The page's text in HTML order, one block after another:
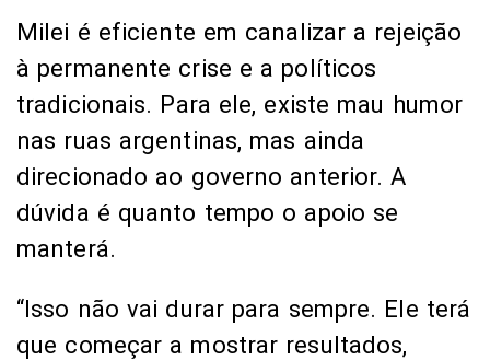
Milei é eficiente em canalizar a rejeição
à permanente crise e a políticos
tradicionais. Para ele, existe mau humor
nas ruas argentinas, mas ainda
direcionado ao governo anterior. A
dúvida é quanto tempo o apoio se
manterá.
“Isso não vai durar para sempre. Ele terá
que começar a mostrar resultados,